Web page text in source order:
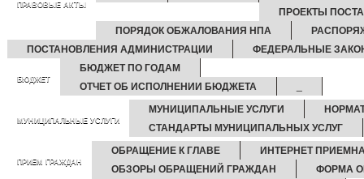
ПРАВОВЫЕ АКТЫ
ПРОЕКТЫ
ПОРЯДОК ОБЖАЛОВАНИЯ НПА
ПОСТАНОВЛЕНИЯ АДМИНИСТРАЦИИ
ФЕДЕРАЛЬНЫЕ
БЮДЖЕТ
БЮДЖЕТ ПО ГОДАМ
ОТЧЕТ ОБ ИСПОЛНЕНИИ БЮДЖЕТА
МУНИЦИПАЛЬНЫЕ УСЛУГИ
МУНИЦИПАЛЬНЫЕ УСЛУГИ
СТАНДАРТЫ МУНИЦИПАЛЬНЫХ УСЛУГ
ПРИЕМ ГРАЖДАН
ОБРАЩЕНИЕ К ГЛАВЕ
ИНТЕРНЕТ
ОБЗОРЫ ОБРАЩЕНИЙ ГРАЖДАН
ФОРМА